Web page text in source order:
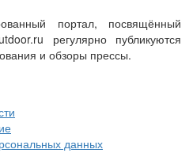
портал, посвящённый
регулярно публикуются
и обзоры прессы.
данных